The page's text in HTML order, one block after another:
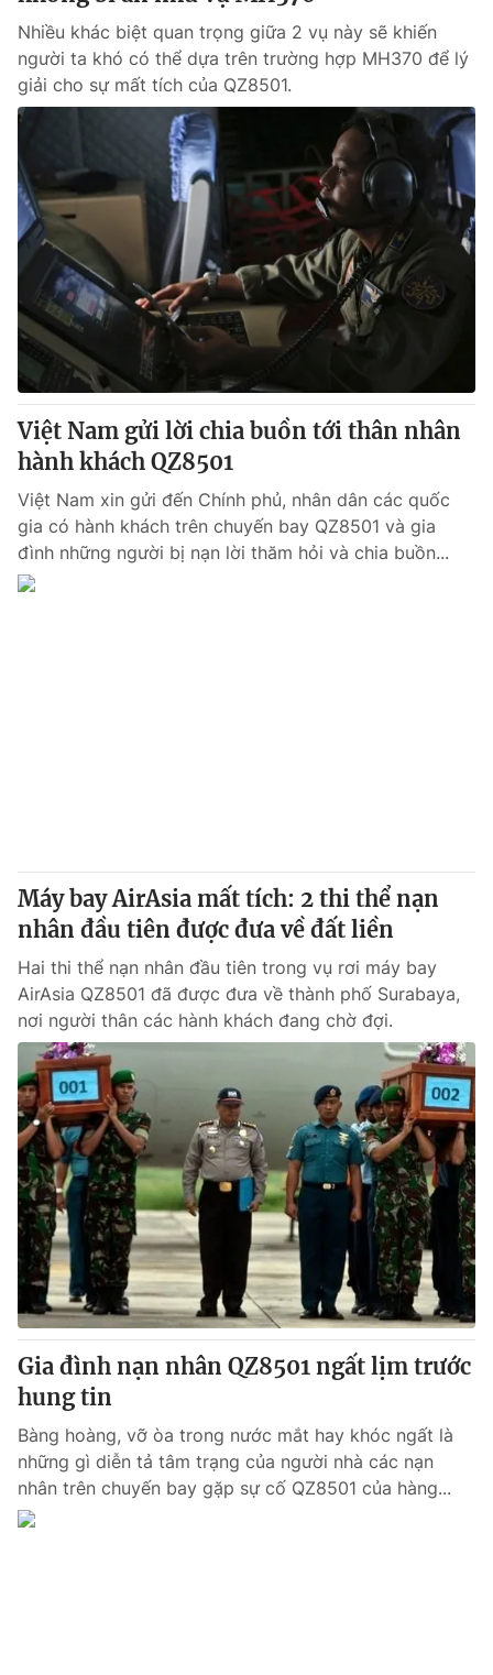
Nhiều khác biệt quan trọng giữa 2 vụ này sẽ khiến
người ta khó có thể dựa trên trường hợp MH370 để lý
giải cho sự mất tích của QZ8501.
Việt Nam gửi lời chia buồn tới thân nhân
hành khách QZ8501
Việt Nam xin gửi đến Chính phủ, nhân dân các quốc
gia có hành khách trên chuyến bay QZ8501 và gia
đình những người bị nạn lời thăm hỏi và chia buồn...
Máy bay AirAsia mất tích: 2 thi thể nạn
nhân đầu tiên được đưa về đất liền
Hai thi thể nạn nhân đầu tiên trong vụ rơi máy bay
AirAsia QZ8501 đã được đưa về thành phố Surabaya,
nơi người thân các hành khách đang chờ đợi.
Gia đình nạn nhân QZ8501 ngất lịm trước
hung tin
Bàng hoàng, vỡ òa trong nước mắt hay khóc ngất là
những gì diễn tả tâm trạng của người nhà các nạn
nhân trên chuyến bay gặp sự cố QZ8501 của hàng...